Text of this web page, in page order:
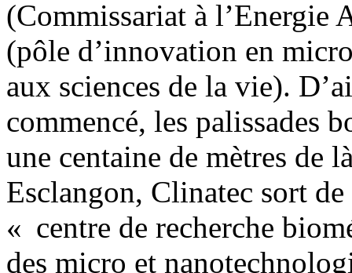
(Commissariat à l’Energie
(pôle d’innovation en
aux sciences de la vie).
commencé, les palissades
une centaine de mètres de
Esclangon, Clinatec sort
« centre de recherche
des micro et